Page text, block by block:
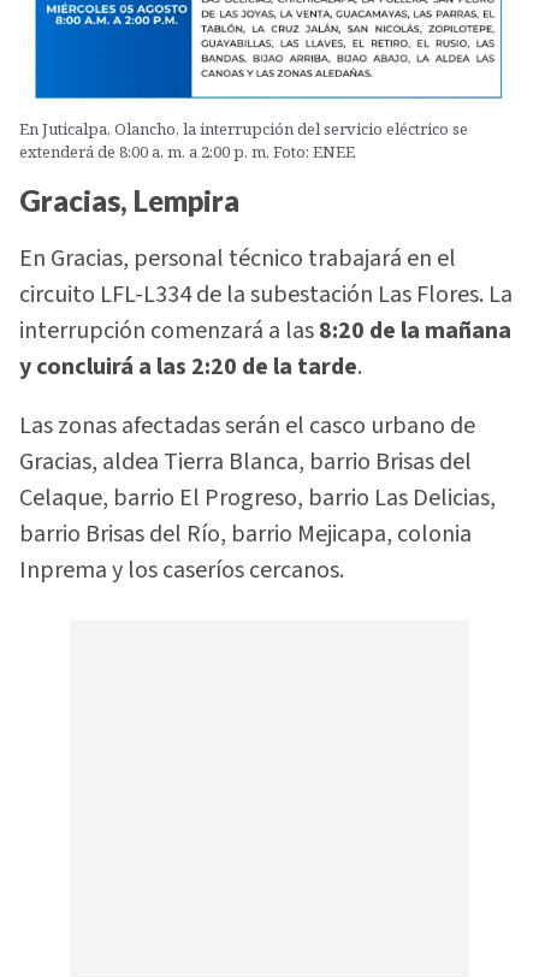
En Juticalpa, Olancho, la interrupción del servicio eléctrico se
extenderá de 8:00 a. m. a 2:00 p. m. Foto: ENEE
Gracias, Lempira
En Gracias, personal técnico trabajará en el
circuito LFL-L334 de la subestación Las Flores. La
interrupción comenzará a las8:20 de la mañana
y concluirá a las 2:20 de la tarde.
Las zonas afectadas serán el casco urbano de
Gracias, aldea Tierra Blanca, barrio Brisas del
Celaque, barrio El Progreso, barrio Las Delicias,
barrio Brisas del Río, barrio Mejicapa, colonia
Inprema y los caseríos cercanos.